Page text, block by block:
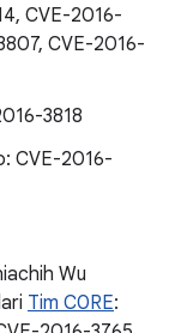
CVE-2016-
CVE-2016-
3818
CVE-2016-
Wu
Tim C0RE: